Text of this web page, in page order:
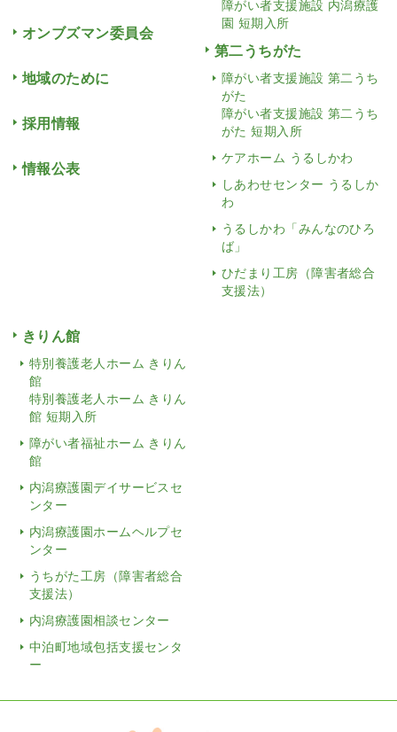
オンブズマン委員会
地域のために
採用情報
情報公表
障がい者支援施設 内潟療護
園 短期入所
第二うちがた
障がい者支援施設 第二うち
がた
障がい者支援施設 第二うち
がた 短期入所
ケアホーム うるしかわ
しあわせセンター うるしか
わ
うるしかわ「みんなのひろ
ば」
ひだまり工房（障害者総合
支援法）
きりん館
特別養護老人ホーム きりん
館
特別養護老人ホーム きりん
館 短期入所
障がい者福祉ホーム きりん
館
内潟療護園デイサービスセ
ンター
内潟療護園ホームヘルプセ
ンター
うちがた工房（障害者総合
支援法）
内潟療護園相談センター
中泊町地域包括支援センタ
ー